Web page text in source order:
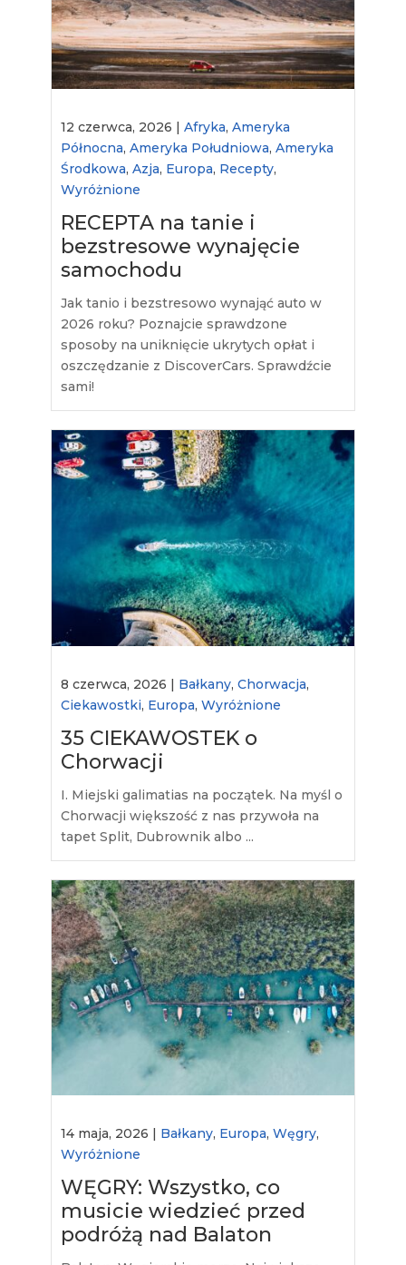
12 czerwca, 2026 | Afryka, Ameryka
Północna, Ameryka Południowa, Ameryka
Środkowa, Azja, Europa, Recepty,
Wyróżnione
RECEPTA na tanie i
bezstresowe wynajęcie
samochodu
Jak tanio i bezstresowo wynająć auto w
2026 roku? Poznajcie sprawdzone
sposoby na uniknięcie ukrytych opłat i
oszczędzanie z DiscoverCars. Sprawdźcie
sami!
8 czerwca, 2026 | Bałkany, Chorwacja,
Ciekawostki, Europa, Wyróżnione
35 CIEKAWOSTEK o
Chorwacji
I. Miejski galimatias na początek. Na myśl o
Chorwacji większość z nas przywoła na
tapet Split, Dubrownik albo ...
14 maja, 2026 | Bałkany, Europa, Węgry,
Wyróżnione
WĘGRY: Wszystko, co
musicie wiedzieć przed
podróżą nad Balaton